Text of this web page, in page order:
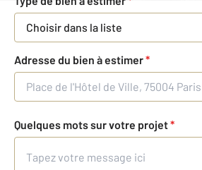
Choisir dans la liste
Adresse du bien à estimer*
Quelques mots sur votre projet*